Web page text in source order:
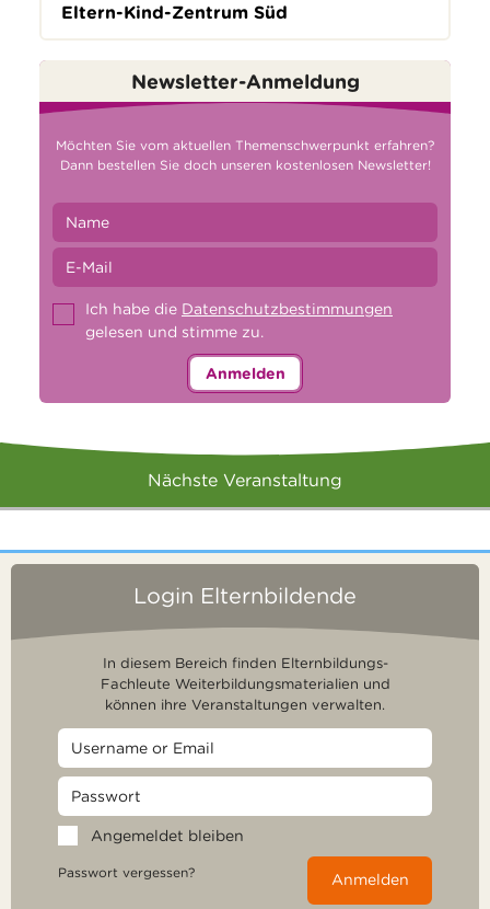
Eltern-Kind-Zentrum Süd
Newsletter-Anmeldung
Möchten Sie vom aktuellen Themenschwerpunkt erfahren?
Dann bestellen Sie doch unseren kostenlosen Newsletter!
Ich habe die Datenschutzbestimmungen
gelesen und stimme zu.
Anmelden
Nächste Veranstaltung
Login Elternbildende
In diesem Bereich finden Elternbildungs-
Fachleute Weiterbildungsmaterialien und
können ihre Veranstaltungen verwalten.
Angemeldet bleiben
Passwort vergessen? Anmelden